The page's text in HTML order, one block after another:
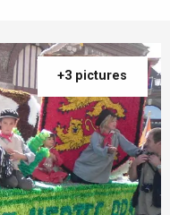
+3 pictures